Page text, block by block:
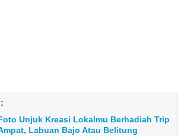
Unjuk Kreasi Lokalmu Berhadiah Trip
Labuan Bajo Atau Belitung